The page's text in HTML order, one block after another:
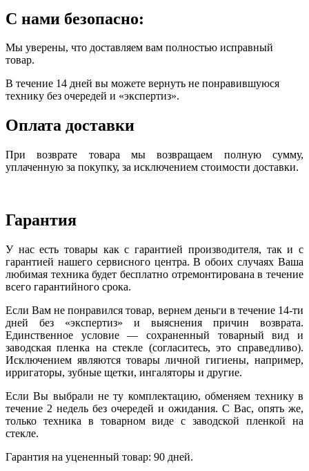
С нами безопасно:
Мы уверены, что доставляем вам полностью исправный
товар.
В течение 14 дней вы можете вернуть не понравившуюся
технику без очередей и «экспертиз».
Оплата доставки
При возврате товара мы возвращаем полную сумму,
уплаченную за покупку, за исключением стоимости доставки.
Гарантия
У нас есть товары как с гарантией производителя, так и с
гарантией нашего сервисного центра. В обоих случаях Ваша
любимая техника будет бесплатно отремонтирована в течение
всего гарантийного срока.
Если Вам не понравился товар, вернем деньги в течение 14-ти
дней без «экспертиз» и выяснения причин возврата.
Единственное условие — сохраненный товарный вид и
заводская пленка на стекле (согласитесь, это справедливо).
Исключением являются товары личной гигиены, например,
ирригаторы, зубные щетки, ингаляторы и другие.
Если Вы выбрали не ту комплектацию, обменяем технику в
течение 2 недель без очередей и ожидания. С Вас, опять же,
только техника в товарном виде с заводской пленкой на
стекле.
Гарантия на уцененный товар: 90 дней.